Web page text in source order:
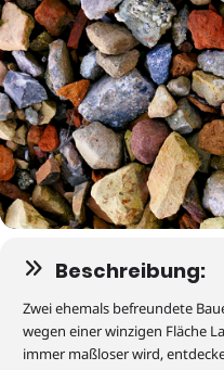
Beschreibung:
Zwei ehemals befreundete
wegen einer winzigen Fläche
immer maßloser wird,